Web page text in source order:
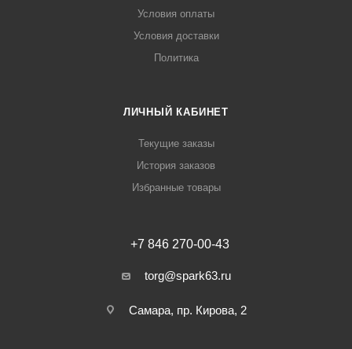
Условия оплаты
Условия доставки
Политика
ЛИЧНЫЙ КАБИНЕТ
Текущие заказы
История заказов
Избранные товары
+7 846 270-00-43
torg@spark63.ru
Самара, пр. Кирова, 2